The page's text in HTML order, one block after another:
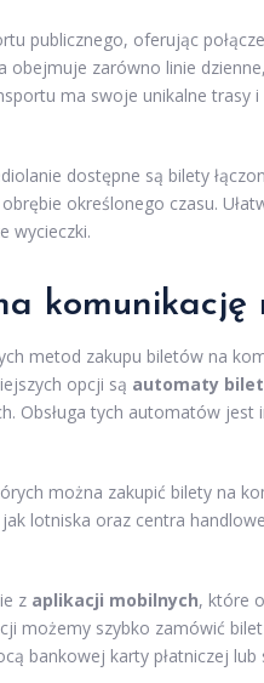
publicznego, oferując
obejmuje zarówno linie
ma swoje unikalne trasy
dostępne są bilety
określonego czasu.
wycieczki.
komunikację
metod zakupu biletów na
opcji są automaty
Obsługa tych automatów
można zakupić bilety na
lotniska oraz centra
z aplikacji mobilnych, które
możemy szybko zamówić
bankowej karty płatniczej